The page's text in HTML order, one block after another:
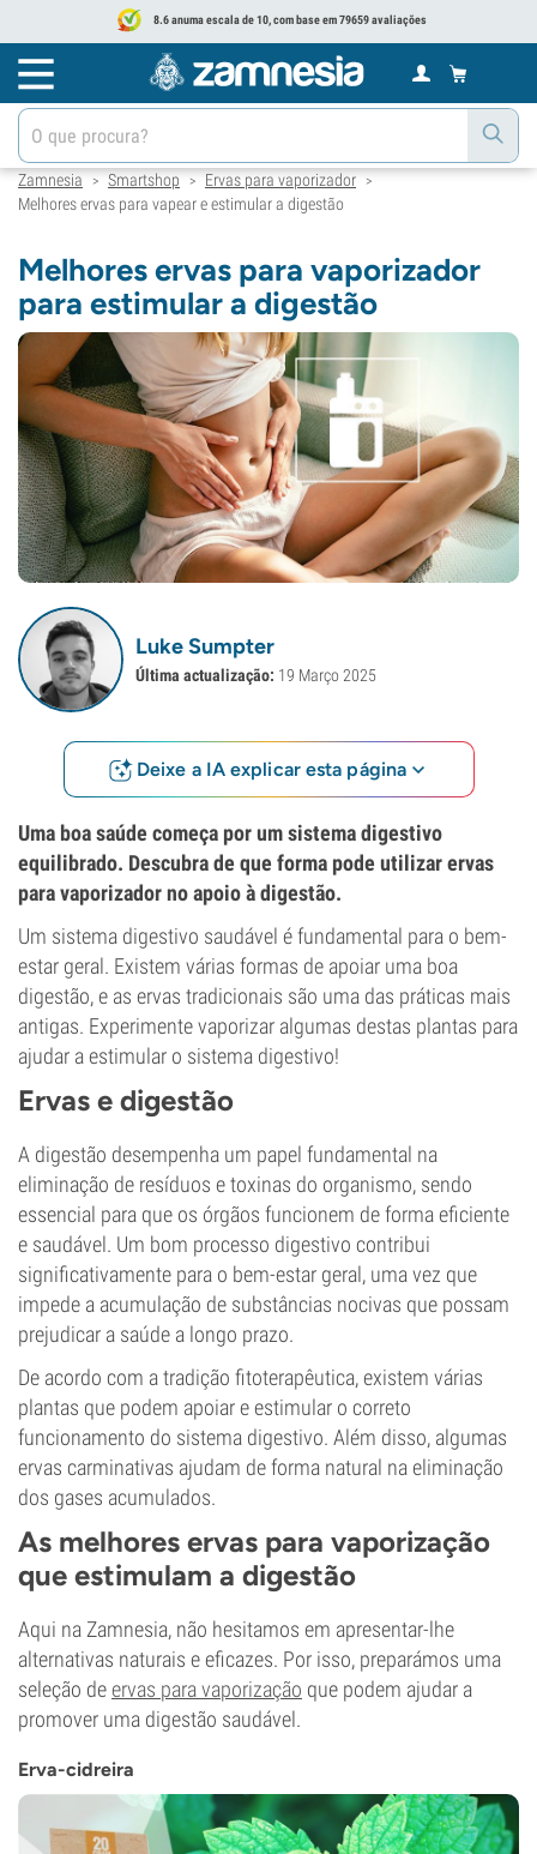
8.6 anuma escala de 10, com base em 79659 avaliações
Zamnesia > Smartshop > Ervas para vaporizador >
Melhores ervas para vapear e estimular a digestão
Melhores ervas para vaporizador
para estimular a digestão
Luke Sumpter
Última actualização: 19 Março 2025
Deixe a IA explicar esta página
Uma boa saúde começa por um sistema digestivo
equilibrado. Descubra de que forma pode utilizar ervas
para vaporizador no apoio à digestão.
Um sistema digestivo saudável é fundamental para o bem-
estar geral. Existem várias formas de apoiar uma boa
digestão, e as ervas tradicionais são uma das práticas mais
antigas. Experimente vaporizar algumas destas plantas para
ajudar a estimular o sistema digestivo!
Ervas e digestão
A digestão desempenha um papel fundamental na
eliminação de resíduos e toxinas do organismo, sendo
essencial para que os órgãos funcionem de forma eficiente
e saudável. Um bom processo digestivo contribui
significativamente para o bem-estar geral, uma vez que
impede a acumulação de substâncias nocivas que possam
prejudicar a saúde a longo prazo.
De acordo com a tradição fitoterapêutica, existem várias
plantas que podem apoiar e estimular o correto
funcionamento do sistema digestivo. Além disso, algumas
ervas carminativas ajudam de forma natural na eliminação
dos gases acumulados.
As melhores ervas para vaporização
que estimulam a digestão
Aqui na Zamnesia, não hesitamos em apresentar-lhe
alternativas naturais e eficazes. Por isso, preparámos uma
seleção deervas para vaporização que podem ajudar a
promover uma digestão saudável.
Erva-cidreira